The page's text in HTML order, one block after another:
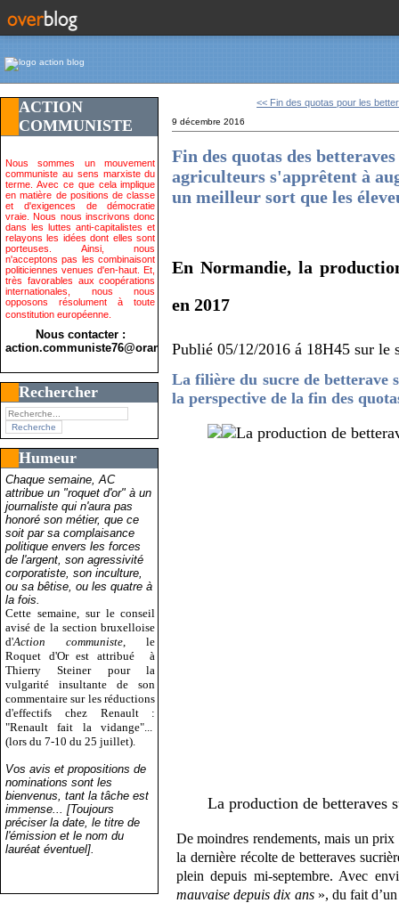
ACTION
COMMUNISTE
Nous sommes un mouvement
communiste au sens marxiste du
terme. Avec ce que cela implique
en matière de positions de classe
et d'exigences de démocratie
vraie. Nous nous inscrivons donc
dans les luttes anti-capitalistes et
relayons les idées dont elles sont
porteuses. Ainsi, nous
n'acceptons pas les combinaisont
politiciennes venues d'en-haut. Et,
très favorables aux coopérations
internationales, nous nous
opposons résolument à toute
constitution européenne.
Nous contacter :
action.communiste76@orange.fr>
Rechercher
Humeur
Chaque semaine, AC
attribue un "roquet d'or" à un
journaliste qui n'aura pas
honoré son métier, que ce
soit par sa complaisance
politique envers les forces
de l'argent, son agressivité
corporatiste, son inculture,
ou sa bêtise, ou les quatre à
la fois.
Cette semaine, sur le conseil
avisé de la section bruxelloise
d'Action communiste , le
Roquet d'Or est attribué
à
Thierry Steiner pour la
vulgarité insultante de son
commentaire sur les réductions
d'effectifs chez Renault :
"Renault fait la vidange"...
(lors du 7-10 du 25 juillet).
Vos avis et propositions de
nominations sont les
bienvenus, tant la tâche est
immense... [Toujours
préciser la date, le titre de
l'émission et le nom du
lauréat éventuel].
<< Fin des quotas pour les
9 décembre 2016
Fin des quotas des
agriculteurs s'apprêtent à
un meilleur sort que les
En Normandie, la
en 2017
Publié 05/12/2016 á 18H45 sur le
La filière du sucre de betterave
la perspective de la fin des
La production de betteraves
De moindres rendements, mais un prix
la dernière récolte de betteraves
plein depuis mi-septembre. Avec
mauvaise depuis dix ans », du fait